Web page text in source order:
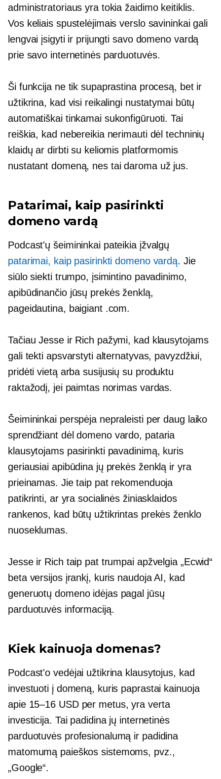
administratoriaus yra tokia žaidimo keitiklis.
Vos keliais spustelėjimais verslo savininkai gali
lengvai įsigyti ir prijungti savo domeno vardą
prie savo internetinės parduotuvės.
Ši funkcija ne tik supaprastina procesą, bet ir
užtikrina, kad visi reikalingi nustatymai būtų
automatiškai tinkamai sukonfigūruoti. Tai
reiškia, kad nebereikia nerimauti dėl techninių
klaidų ar dirbti su keliomis platformomis
nustatant domeną, nes tai daroma už jus.
Patarimai, kaip pasirinkti
domeno vardą
Podcast'ų šeimininkai pateikia įžvalgų
patarimai, kaip pasirinkti domeno vardą. Jie
siūlo siekti trumpo, įsimintino pavadinimo,
apibūdinančio jūsų prekės ženklą,
pageidautina, baigiant .com.
Tačiau Jesse ir Rich pažymi, kad klausytojams
gali tekti apsvarstyti alternatyvas, pavyzdžiui,
pridėti vietą arbasusijusių su produktu
raktažodį, jei paimtas norimas vardas.
Šeimininkai perspėja nepraleisti per daug laiko
sprendžiant dėl ​​domeno vardo, pataria
klausytojams pasirinkti pavadinimą, kuris
geriausiai apibūdina jų prekės ženklą ir yra
prieinamas. Jie taip pat rekomenduoja
patikrinti, ar yra socialinės žiniasklaidos
rankenos, kad būtų užtikrintas prekės ženklo
nuoseklumas.
Jesse ir Rich taip pat trumpai apžvelgia „Ecwid“
beta versijos įrankį, kuris naudoja AI, kad
generuotų domeno idėjas pagal jūsų
parduotuvės informaciją.
Kiek kainuoja domenas?
Podcast'o vedėjai užtikrina klausytojus, kad
investuoti į domeną, kuris paprastai kainuoja
apie 15–16 USD per metus, yra verta
investicija. Tai padidina jų internetinės
parduotuvės profesionalumą ir padidina
matomumą paieškos sistemoms, pvz.,
„Google“.